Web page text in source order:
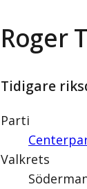
Roger
Tidigare
Parti
Valkrets